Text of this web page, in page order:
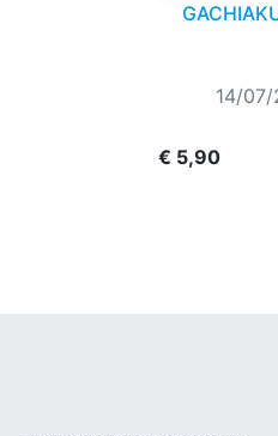
14/
€ 5,90